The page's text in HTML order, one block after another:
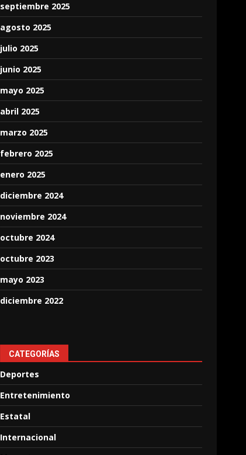
septiembre 2025
agosto 2025
julio 2025
junio 2025
mayo 2025
abril 2025
marzo 2025
febrero 2025
enero 2025
diciembre 2024
noviembre 2024
octubre 2024
octubre 2023
mayo 2023
diciembre 2022
CATEGORÍAS
Deportes
Entretenimiento
Estatal
Internacional